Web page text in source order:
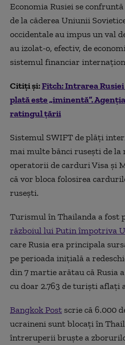
Economia Rusiei se
de la căderea Uniunii
occidentale au impus un val
au izolat-o, efectiv, de
sistemul financiar
Citiți și:Fitch: Intrarea
plată este „iminentă”.
ratingul țării
Sistemul SWIFT de plăți
mai multe bănci rusești de la
operatorii de carduri Visa și
că vor bloca folosirea
rusești.
Turismul în Thailanda a fost
războiul lui Putin împotriva
care Rusia era principala
pe perioada inițială a
din 7 martie arătau că Rusia
cu doar 2.763 de turiști aflați
Bangkok Post scrie că 6.000
ucraineni sunt blocați în
întreruperii bruște a